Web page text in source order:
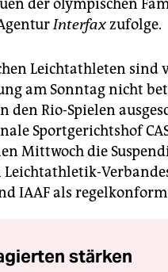
der olympischen
Interfaxzufolge.
Leichtathleten sind
am Sonntag nicht
den Rio-Spielen
Sportgerichtshof
Mittwoch die
Leichtathletik-
IAAF als
stärken